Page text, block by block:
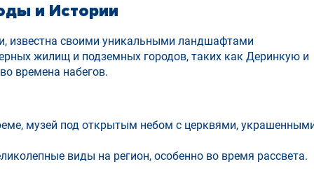
и Истории
известна своими уникальными ландшафтами
жилищ и подземных городов, таких как Деринкую и
времена набегов.
музей под открытым небом с церквями,
виды на регион, особенно во время рассвета.